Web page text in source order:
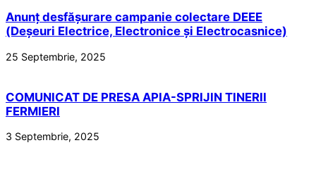
Anunț desfășurare campanie colectare DEEE
(Deșeuri Electrice, Electronice și Electrocasnice)
25 Septembrie, 2025
COMUNICAT DE PRESA APIA-SPRIJIN TINERII
FERMIERI
3 Septembrie, 2025